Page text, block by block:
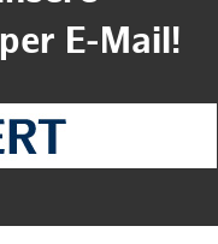
E-Mail!